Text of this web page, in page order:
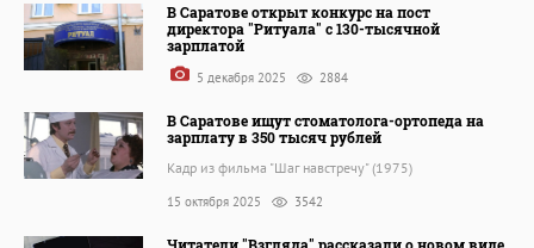
В Саратове открыт конкурс на пост
директора "Ритуала" с 130-тысячной
зарплатой
5 декабря 2025 2884
В Саратове ищут стоматолога-ортопеда на
зарплату в 350 тысяч рублей
Кадр из фильма "Шаг навстречу" (1975)
15 октября 2025 3542
Читатели "Взгляда" рассказали о новом виде